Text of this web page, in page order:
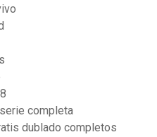
completa
dublado completos